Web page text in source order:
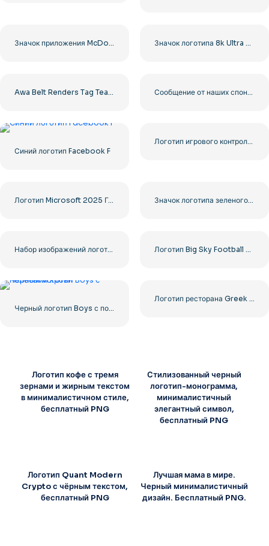
Синий логотип Facebook F
Логотип игрового контроллера Blue Gaming Controller Face – Загрузите бесплатное изображение PNG
Логотип Microsoft 2025 Горизонтальный – Бесплатная загрузка PNG Значок логотипа зеленого дерева
Логотип кофе с тремя
зернами и жирным текстом
в минималистичном стиле,
бесплатный PNG
Стилизованный черный
логотип-монограмма,
минималистичный
элегантный символ,
бесплатный PNG
Логотип Quant Modern
Crypto с чёрным текстом,
бесплатный PNG
Лучшая мама в мире.
Черный минималистичный
дизайн. Бесплатный PNG.